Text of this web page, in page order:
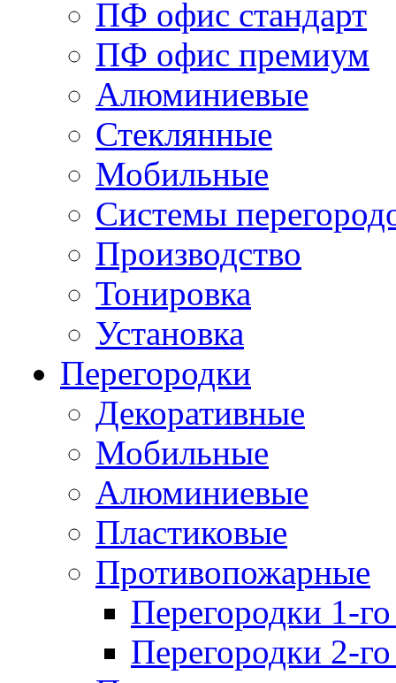
ПФ офис стандарт
ПФ офис премиум
Алюминиевые
Стеклянные
Мобильные
Системы
Производство
Тонировка
Установка
Перегородки
Декоративные
Мобильные
Алюминиевые
Пластиковые
Противопожарные
Перегородки 1-
Перегородки 2-